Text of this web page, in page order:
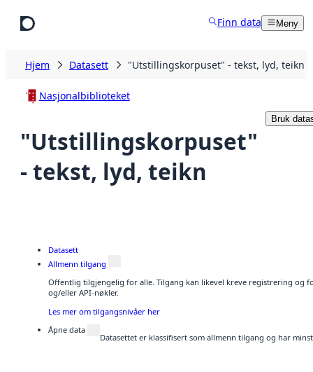
Finn data Meny
Hjem Datasett "Utstillingskorpuset" - tekst, lyd, teikn
Nasjonalbiblioteket
"Utstillingskorpuset"
- tekst, lyd, teikn
Bruk
Datasett
Allmenn tilgang
Offentlig tilgjengelig for alle. Tilgang kan likevel kreve registrering og
og/eller API-nøkler.
Les mer om tilgangsnivåer her
Åpne data
Datasettet er klassifisert som allmenn tilgang og har